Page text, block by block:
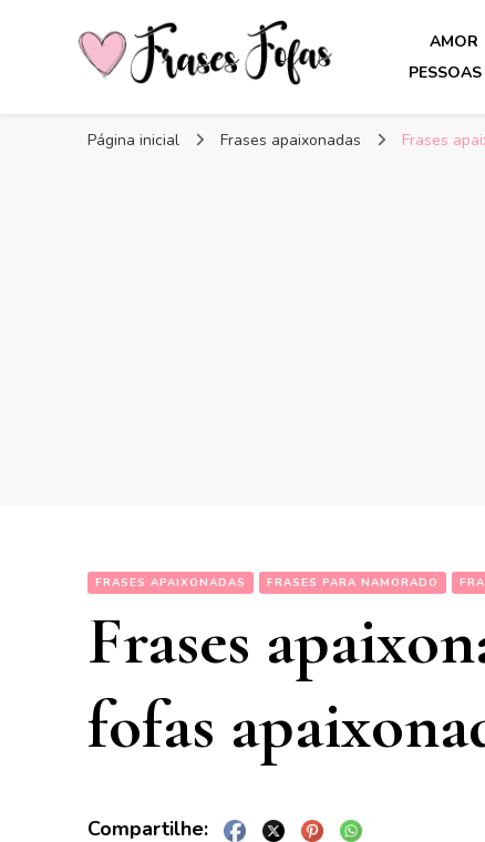
Frases Fofas
AMOR
PESSOAS
Página inicial Frases apaixonadas Frases
FRASES APAIXONADAS FRASES PARA NAMORADO
Frases
fofas